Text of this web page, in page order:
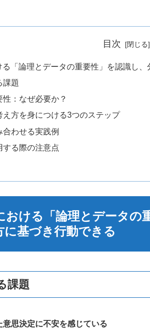
目次
「論理とデータの重要性」を認識し
課題
：なぜ必要か？
え方を身につける3つのステップ
合わせる実践例
する際の注意点
おける「論理とデータの
に基づき行動できる
課題
思決定に不安を感じている